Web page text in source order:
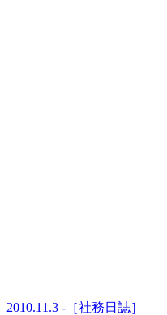
2010.11.3 -［社務日誌］